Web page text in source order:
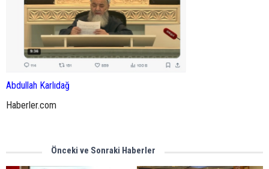
Abdullah Karlıdağ
Haberler.com
Önceki ve Sonraki Haberler